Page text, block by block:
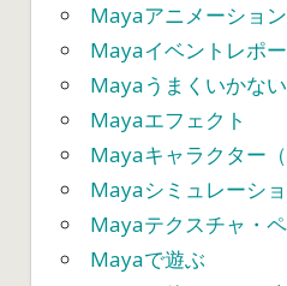
き
を
表
現
す
る
①
は
Mayaアニメーション
Mayaイベントレポ
Mayaうまくいかな
Mayaエフェクト
Mayaキャラクター（
Mayaシミュレーシ
Mayaテクスチャ・
Mayaで遊ぶ